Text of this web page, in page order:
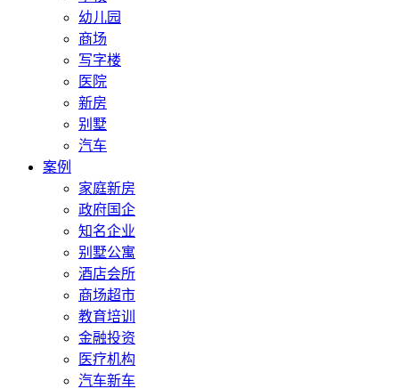
幼儿园
商场
写字楼
医院
新房
别墅
汽车
案例
家庭新房
政府国企
知名企业
别墅公寓
酒店会所
商场超市
教育培训
金融投资
医疗机构
汽车新车